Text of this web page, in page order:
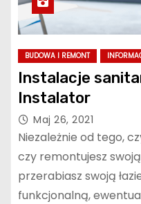
BUDOWA I REMONT
Instalacje
Instalator
Maj 26, 2021
Niezależnie od tego,
czy remontujesz
przerabiasz swoją
funkcjonalną,